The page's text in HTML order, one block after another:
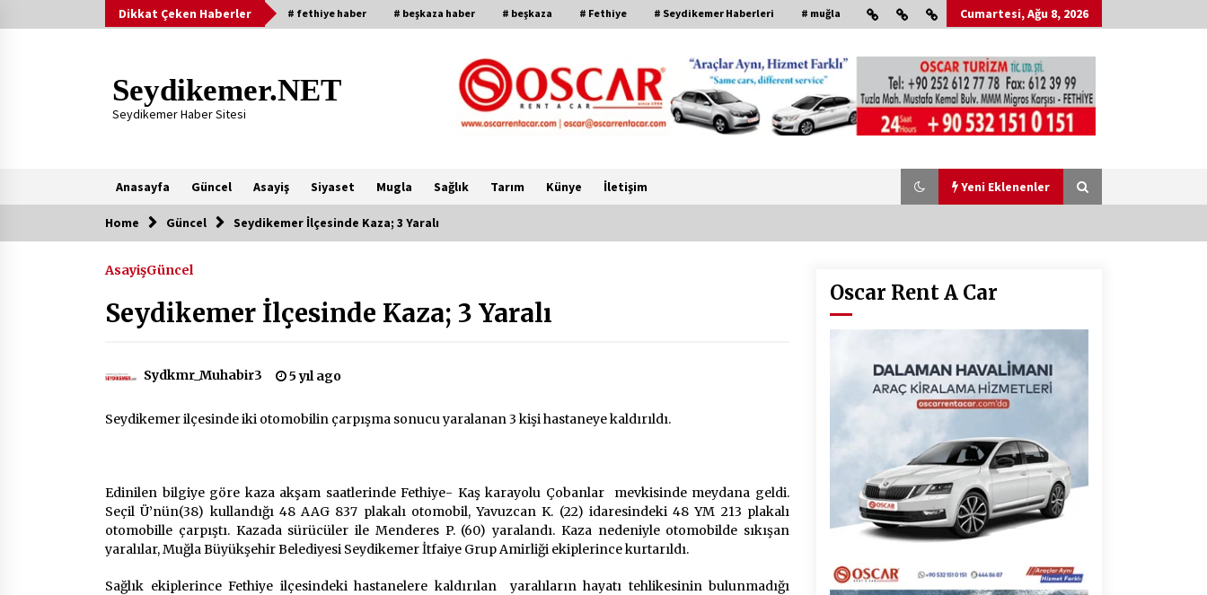
to
Dikkat Çeken Haberler # fethiye haber # beşkaza haber # beşkaza # Fethiye # Seydikemer Haberleri # muğla Cumartesi, Ağu 8, 2026
Seydikemer.NET
Seydikemer Haber Sitesi
Anasayfa Güncel Asayiş Siyaset Mugla Sağlık Tarım Künye İletişim Yeni Eklenenler
Yeni Eklenenler
2 ay ago
Çevre Bilinci Sahneye Taşınıyor:
Çocuklardan “Temiz Fethiye”
9 Günde 119 Acil Olaya Müdahale
2 ay ago
HAYIRSEVER DİNÇER AKYALI’DAN
EĞİTİME DESTEK
2 ay ago
2 ay ago 4 ay ago
Başkan Aras “Bizler Günü Kurtaran
Değil, Yarını Kuran İşler İçin
Çalışacağız”
9 ay ago
Seydikemer Belediye Meclisi Ekim
Ayı Toplantısı Yapıldı
2 yıl ago
“Hiç Kimse Kaçak Yapım
Legalleşecek Ümidinde Olmamalı”
2 yıl ago
Muğla’da Çoğunluk CHP’de
Home Güncel Seydikemer İlçesinde Kaza; 3 Yaralı
AsayişGüncel
Seydikemer İlçesinde Kaza; 3 Yaralı
Sydkmr_Muhabir3 5 yıl ago
Seydikemer ilçesinde iki otomobilin çarpışma sonucu yaralanan 3 kişi hastaneye kaldırıldı.
Edinilen bilgiye göre kaza akşam saatlerinde Fethiye- Kaş karayolu Çobanlar mevkisinde meydana geldi.
Seçil Ü’nün(38) kullandığı 48 AAG 837 plakalı otomobil, Yavuzcan K. (22) idaresindeki 48 YM 213 plakalı
otomobille çarpıştı. Kazada sürücüler ile Menderes P. (60) yaralandı. Kaza nedeniyle otomobilde sıkışan
yaralılar, Muğla Büyükşehir Belediyesi Seydikemer İtfaiye Grup Amirliği ekiplerince kurtarıldı.
Sağlık ekiplerince Fethiye ilçesindeki hastanelere kaldırılan yaralıların hayatı tehlikesinin bulunmadığı
Oscar Rent A Car